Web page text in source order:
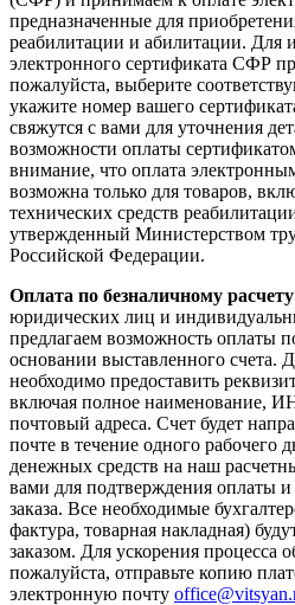
предназначенные для
реабилитации и абилитации. Для
электронного сертификата СФР
пожалуйста, выберите
укажите номер вашего
свяжутся с вами для уточнения
возможности оплаты
внимание, что оплата
возможна только для товаров,
технических средств
утвержденный Министерством
Российской Федерации.
Оплата по безналичному
юридических лиц и
предлагаем возможность оплаты
основании выставленного счета.
необходимо предоставить
включая полное наименование,
почтовый адреса. Счет будет
почте в течение одного рабочего
денежных средств на наш
вами для подтверждения оплаты и
заказа. Все необходимые
фактура, товарная накладная)
заказом. Для ускорения процесса
пожалуйста, отправьте копию
электронную почту